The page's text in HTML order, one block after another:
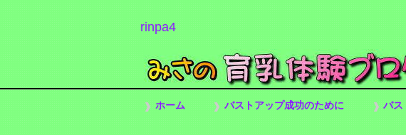
rinpa4
ホーム バストアップ成功のために バス